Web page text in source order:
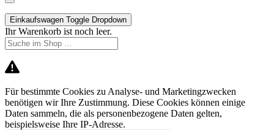
Einkaufswagen Toggle Dropdown
Ihr Warenkorb ist noch leer.
Für bestimmte Cookies zu Analyse- und Marketingzwecken
benötigen wir Ihre Zustimmung. Diese Cookies können einige
Daten sammeln, die als personenbezogene Daten gelten,
beispielsweise Ihre IP-Adresse.